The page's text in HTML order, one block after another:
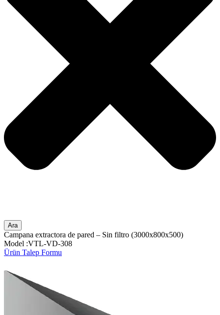
Ara
Campana extractora de pared – Sin filtro (3000x800x500)
Model :VTL-VD-308
Ürün Talep Formu